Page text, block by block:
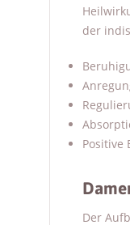
der
Positive
Der